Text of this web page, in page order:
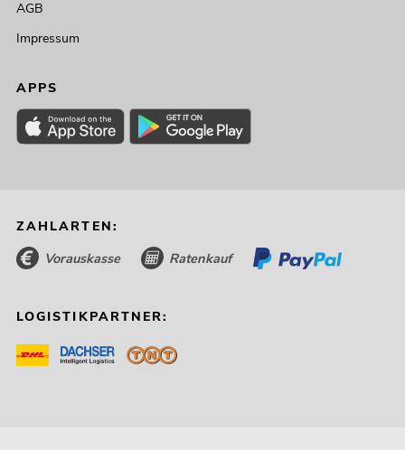
AGB
Impressum
APPS
ZAHLARTEN:
Vorauskasse Ratenkauf
LOGISTIKPARTNER: